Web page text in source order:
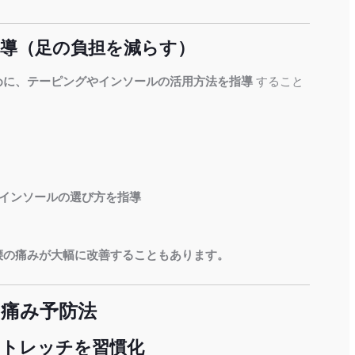
（足の負担を減らす）
、テーピングやインソールの活用方法を指導 すること
ンソールの選び方を指導
痛みが大幅に改善することもあります。
み予防法
レッチを習慣化